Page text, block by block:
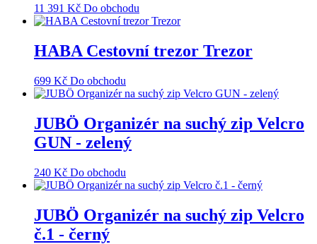
11 391 Kč Do obchodu
HABA Cestovní trezor Trezor
699 Kč Do obchodu
JUBÖ Organizér na suchý zip Velcro
GUN - zelený
240 Kč Do obchodu
JUBÖ Organizér na suchý zip Velcro
č.1 - černý